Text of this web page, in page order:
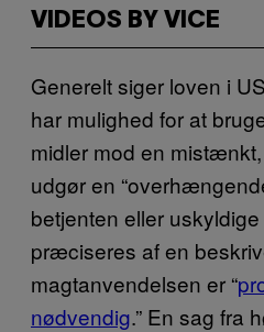
VIDEOS BY VICE
Generelt siger loven i
har mulighed for at
midler mod en
udgør en
betjenten eller
præciseres af en
magtanvendelsen er “
nødvendig.” En sag fra